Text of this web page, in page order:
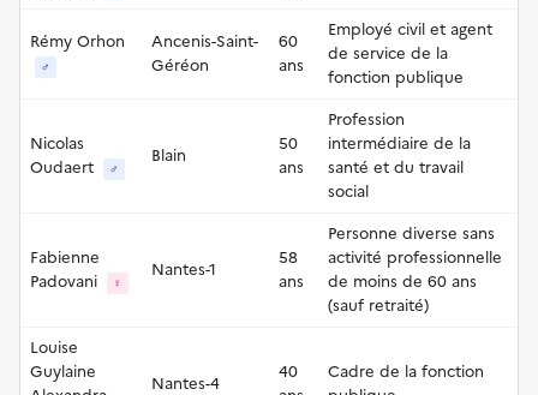
Rémy Orhon
♂
Ancenis-Saint-
Géréon
60
ans
Employé civil et agent
de service de la
fonction publique
Nicolas
Oudaert
♂
Blain
50
ans
Profession
intermédiaire de la
santé et du travail
social
Fabienne
Padovani
♀
Nantes-1
58
ans
Personne diverse sans
activité professionnelle
de moins de 60 ans
(sauf retraité)
Louise
Guylaine
Nantes-4
40
Cadre de la fonction